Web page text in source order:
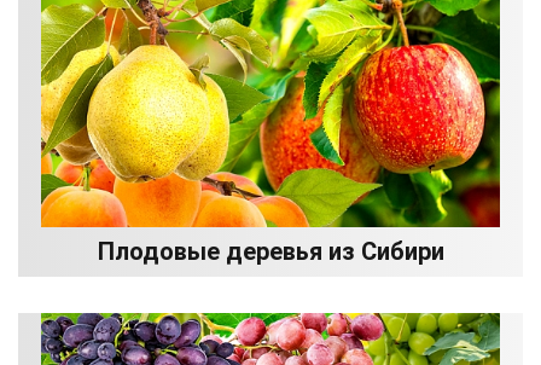
Плодовые деревья из Сибири